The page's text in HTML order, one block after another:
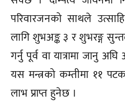
परिवारजनको साथले
लागि शुभअङ्क ३ र शुभरङ्ग
गर्नु पूर्व वा यात्रामा जानु
यस मन्त्रको कम्तीमा ११
लाभ प्राप्त हुनेछ ।